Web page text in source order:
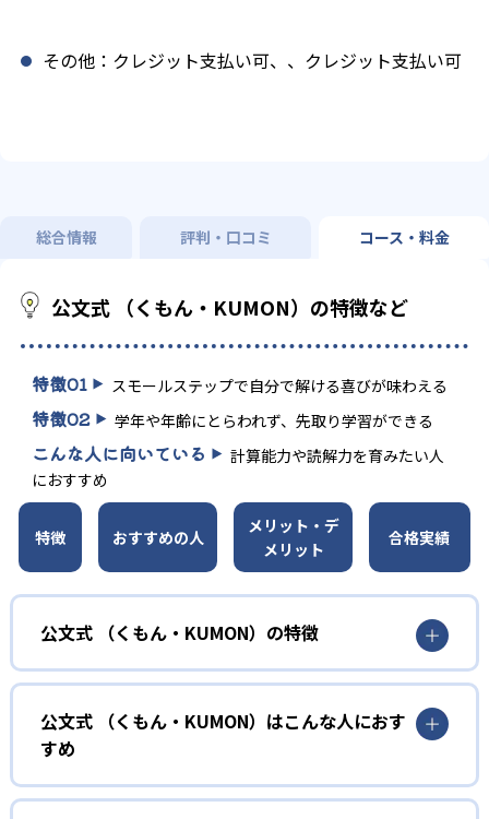
その他：クレジット支払い可、、クレジット支払い可
総合情報 評判・口コミ コース・料金
公文式 （くもん・KUMON）の特徴など
特徴01 スモールステップで自分で解ける喜びが味わえる
特徴02 学年や年齢にとらわれず、先取り学習ができる
こんな人に向いている
計算能力や読解力を育みたい人
におすすめ
特徴 おすすめの人
メリット・デ
メリット
合格実績
公文式 （くもん・KUMON）の特徴
01
無学年式の学力別学習
KUMONでは、年齢や学年にとらわれずに、一人ひとりの学
力に応じたレベルから学習を始めている。
確実に100点が取れるレベルから少しずつ難易度を上げてい
公文式 （くもん・KUMON）はこんな人におす
すめ
幼児